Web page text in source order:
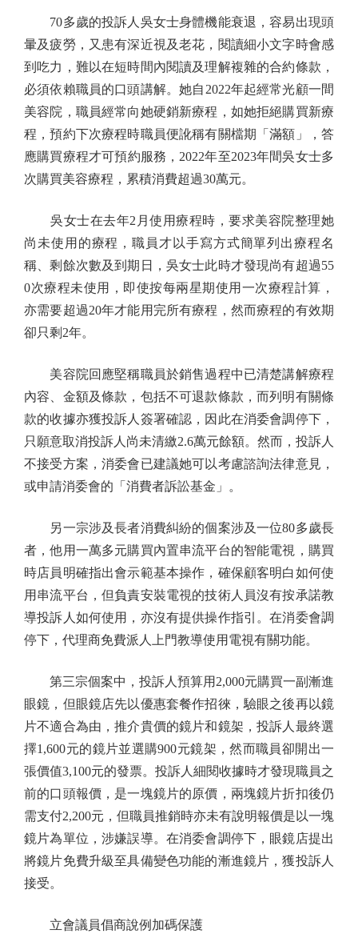
70多歲的投訴人吳女士身體機能衰退，容易出現頭
暈及疲勞，又患有深近視及老花，閱讀細小文字時會感
到吃力，難以在短時間內閱讀及理解複雜的合約條款，
必須依賴職員的口頭講解。她自2022年起經常光顧一間
美容院，職員經常向她硬銷新療程，如她拒絕購買新療
程，預約下次療程時職員便訛稱有關檔期「滿額」，答
應購買療程才可預約服務，2022年至2023年間吳女士多
次購買美容療程，累積消費超過30萬元。
吳女士在去年2月使用療程時，要求美容院整理她
尚未使用的療程，職員才以手寫方式簡單列出療程名
稱、剩餘次數及到期日，吳女士此時才發現尚有超過55
0次療程未使用，即使按每兩星期使用一次療程計算，
亦需要超過20年才能用完所有療程，然而療程的有效期
卻只剩2年。
美容院回應堅稱職員於銷售過程中已清楚講解療程
內容、金額及條款，包括不可退款條款，而列明有關條
款的收據亦獲投訴人簽署確認，因此在消委會調停下，
只願意取消投訴人尚未清繳2.6萬元餘額。然而，投訴人
不接受方案，消委會已建議她可以考慮諮詢法律意見，
或申請消委會的「消費者訴訟基金」。
另一宗涉及長者消費糾紛的個案涉及一位80多歲長
者，他用一萬多元購買內置串流平台的智能電視，購買
時店員明確指出會示範基本操作，確保顧客明白如何使
用串流平台，但負責安裝電視的技術人員沒有按承諾教
導投訴人如何使用，亦沒有提供操作指引。在消委會調
停下，代理商免費派人上門教導使用電視有關功能。
第三宗個案中，投訴人預算用2,000元購買一副漸進
眼鏡，但眼鏡店先以優惠套餐作招徠，驗眼之後再以鏡
片不適合為由，推介貴價的鏡片和鏡架，投訴人最終選
擇1,600元的鏡片並選購900元鏡架，然而職員卻開出一
張價值3,100元的發票。投訴人細閱收據時才發現職員之
前的口頭報價，是一塊鏡片的原價，兩塊鏡片折扣後仍
需支付2,200元，但職員推銷時亦未有說明報價是以一塊
鏡片為單位，涉嫌誤導。在消委會調停下，眼鏡店提出
將鏡片免費升級至具備變色功能的漸進鏡片，獲投訴人
接受。
立會議員倡商說例加碼保護